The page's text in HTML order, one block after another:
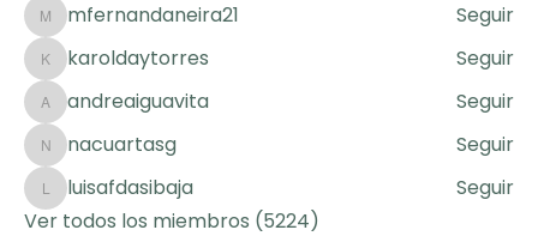
mfernandaneira21
mfernandaneira21 Seguir
karoldaytorres
karoldaytorres Seguir
andreaiguavita
andreaiguavita Seguir
nacuartasg
nacuartasg Seguir
luisafdasibaja
luisafdasibaja
Seguir
Ver todos los miembros (5224)